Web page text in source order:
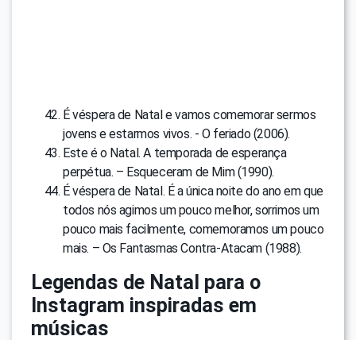
É véspera de Natal e vamos comemorar sermos
jovens e estarmos vivos. - O feriado (2006).
Este é o Natal. A temporada de esperança
perpétua. – Esqueceram de Mim (1990).
É véspera de Natal. É a única noite do ano em que
todos nós agimos um pouco melhor, sorrimos um
pouco mais facilmente, comemoramos um pouco
mais. – Os Fantasmas Contra-Atacam (1988).
Legendas de Natal para o
Instagram inspiradas em
músicas